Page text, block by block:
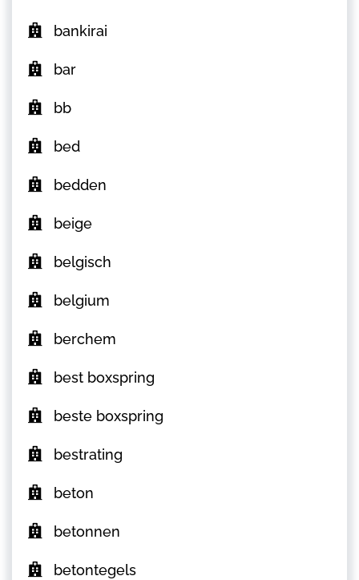
bankirai
bar
bb
bed
bedden
beige
belgisch
belgium
berchem
best boxspring
beste boxspring
bestrating
beton
betonnen
betontegels